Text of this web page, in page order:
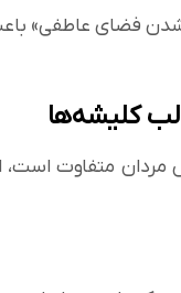
فضای عاطفی»
کلیشه‌ها
مردان متفاوت